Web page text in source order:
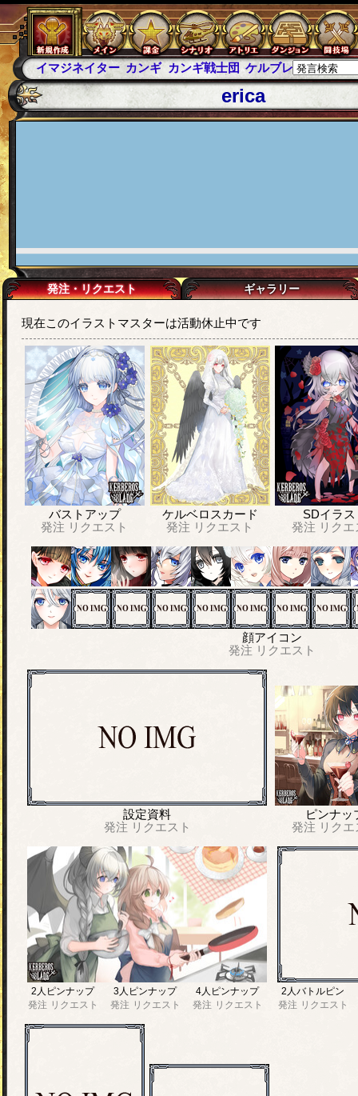
イマジネイター カンギ カンギ戦士団 ケルブレ ケルベロ
erica
発注・リクエスト ギャラリー
現在このイラストマスターは活動休止中です
バストアップ
発注 リクエスト
ケルベロスカード
発注 リクエスト
SDイラス
発注 リク
顔アイコン
発注 リクエスト
設定資料
発注 リクエスト
ピンナッ
発注 リク
2人ピンナップ
発注 リクエスト
3人ピンナップ
発注 リクエスト
4人ピンナップ
発注 リクエスト
2人バトルピン
発注 リクエスト